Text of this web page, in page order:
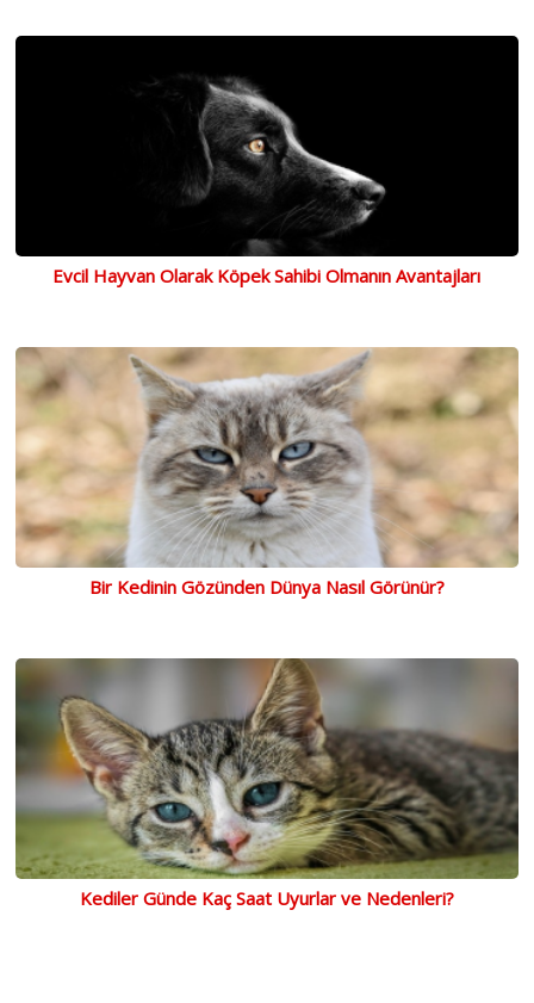
Evcil Hayvan Olarak Köpek Sahibi Olmanın Avantajları
Bir Kedinin Gözünden Dünya Nasıl Görünür?
Kediler Günde Kaç Saat Uyurlar ve Nedenleri?